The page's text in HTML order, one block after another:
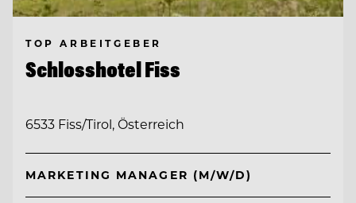
TOP ARBEITGEBER
Schlosshotel Fiss
6533 Fiss/Tirol, Österreich
MARKETING MANAGER (M/W/D)